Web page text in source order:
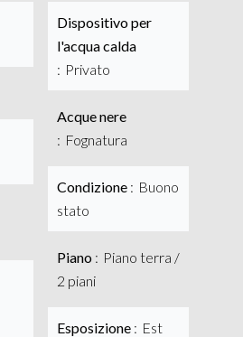
Dispositivo per
l'acqua calda
Privato
Acque nere
Fognatura
Condizione
Buono
stato
Piano
Piano terra /
2 piani
Esposizione Est